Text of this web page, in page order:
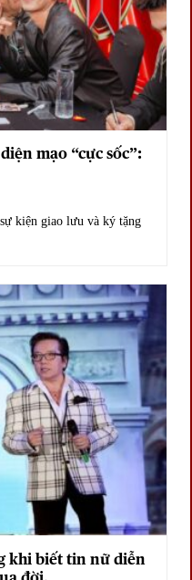
mạo “cực sốc”:
kiện giao lưu và ký tặng
khi biết tin nữ diễn